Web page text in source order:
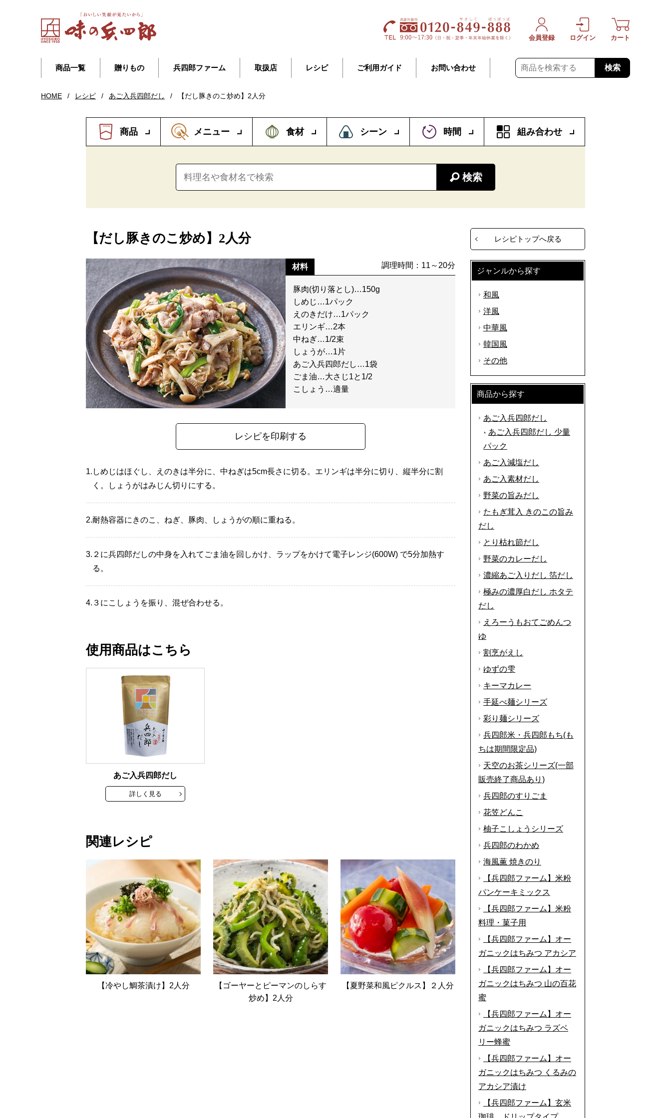
商品一覧 贈りもの 兵四郎ファーム 取扱店 レシピ ご利用ガイド お問い合わせ 検索
会員登録 ログイン カート
HOME / レシピ / あご入兵四郎だし / 【だし豚きのこ炒め】2人分
商品 メニュー 食材 シーン 時間 組み合わせ
検索
【だし豚きのこ炒め】2人分
材料 調理時間：11～20分
豚肉(切り落とし)…150g
しめじ…1パック
えのきだけ…1パック
エリンギ…2本
中ねぎ…1/2束
しょうが…1片
あご入兵四郎だし…1袋
ごま油…大さじ1と1/2
こしょう…適量
レシピを印刷する
1. しめじはほぐし、えのきは半分に、中ねぎは5cm長さに切る。エリンギは半分に切り、縦半分に割
く。しょうがはみじん切りにする。
2.耐熱容器にきのこ、ねぎ、豚肉、しょうがの順に重ねる。
3. ２に兵四郎だしの中身を入れてごま油を回しかけ、ラップをかけて電子レンジ(600W) で5分加熱す
る。
4. ３にこしょうを振り、混ぜ合わせる。
使用商品はこちら
あご入兵四郎だし
詳しく見る
関連レシピ
【冷やし鯛茶漬け】2人分
【ゴーヤーとピーマンのしらす
炒め】2人分
【夏野菜和風ピクルス】２人分
レシピトップへ戻る
ジャンルから探す
和風
洋風
中華風
韓国風
その他
商品から探す
あご入兵四郎だし
あご入兵四郎だし 少量
パック
あご入減塩だし
あご入素材だし
野菜の旨みだし
たもぎ茸入 きのこの旨み
だし
とり枯れ節だし
野菜のカレーだし
濃縮あご入りだし 箔だし
極みの濃厚白だし ホタテ
だし
えろーうもおてごめんつ
ゆ
割烹がえし
ゆずの雫
キーマカレー
手延べ麺シリーズ
彩り麺シリーズ
兵四郎米・兵四郎もち(も
ちは期間限定品)
天空のお茶シリーズ(一部
販売終了商品あり)
兵四郎のすりごま
花笠どんこ
柚子こしょうシリーズ
兵四郎のわかめ
海風薫 焼きのり
【兵四郎ファーム】米粉
パンケーキミックス
【兵四郎ファーム】米粉
料理・菓子用
【兵四郎ファーム】オー
ガニックはちみつ アカシア
【兵四郎ファーム】オー
ガニックはちみつ 山の百花
蜜
【兵四郎ファーム】オー
ガニックはちみつ ラズベ
リー蜂蜜
【兵四郎ファーム】オー
ガニックはちみつ くるみの
アカシア漬け
【兵四郎ファーム】玄米